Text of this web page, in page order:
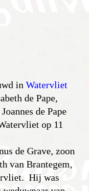
in Watervliet
de Pape,
de Pape
op 11
de Grave, zoon
van Brantegem,
Hij was